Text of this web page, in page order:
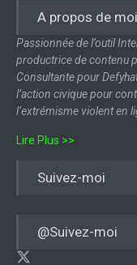
A propos de moi
Passionnée de l’outil
productrice de contenu
Consultante pour
l’action civique pour
l’extrémisme violent en
Lire Plus >>
Suivez-moi
@Suivez-moi